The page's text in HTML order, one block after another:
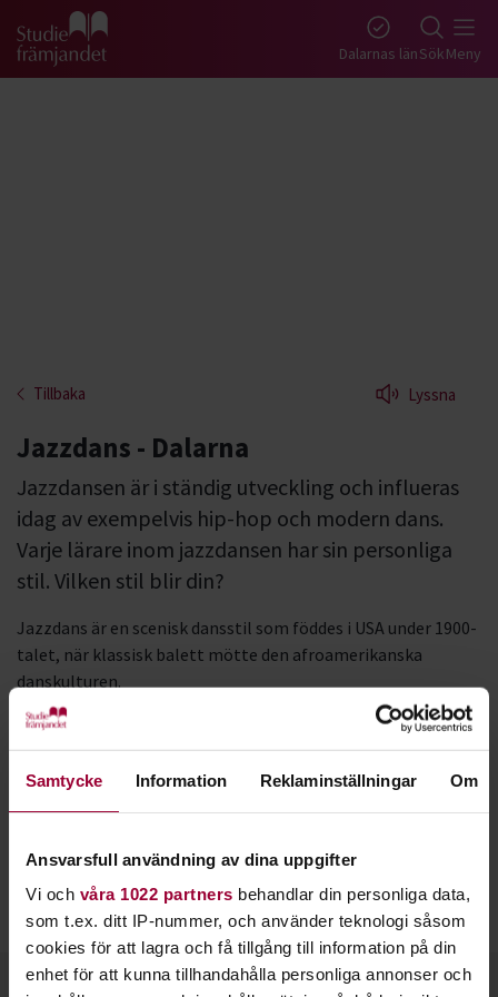
Samtycke Information Reklaminställningar Om
Ansvarsfull användning av dina uppgifter
Vi och våra 1022 partners behandlar din personliga data,
som t.ex. ditt IP-nummer, och använder teknologi såsom
cookies för att lagra och få tillgång till information på din
enhet för att kunna tillhandahålla personliga annonser och
Gå till studiefrämjandets startsida Dalarnas länSökMeny
Tillbaka Lyssna
Jazzdans - Dalarna
Jazzdansen är i ständig utveckling och influeras
idag av exempelvis hip-hop och modern dans.
Varje lärare inom jazzdansen har sin personliga
stil. Vilken stil blir din?
Jazzdans är en scenisk dansstil som föddes i USA under 1900-
talet, när klassisk balett mötte den afroamerikanska
danskulturen.
Jazzdansen förekommer ofta i musikaler och shower och den
Denna stil är starkt förknippad med dynamik, uttryckoch
attacker, skärpa och rytmiskt fotarbete är i fokus.